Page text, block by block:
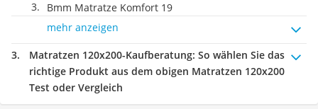
Bmm Matratze Komfort 19
mehr anzeigen
Matratzen 120x200-Kaufberatung: So wählen Sie das
richtige Produkt aus dem obigen Matratzen 120x200
Test oder Vergleich